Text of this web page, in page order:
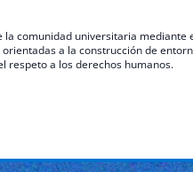
comunidad universitaria
a la construcción de
respeto a los derechos humanos.